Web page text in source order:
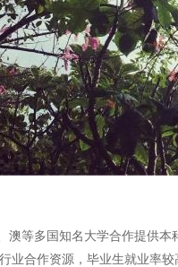
等多国知名大学合作提供
业合作资源，毕业生就业率